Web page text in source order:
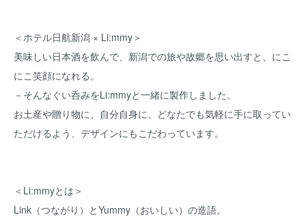
＜ホテル日航新潟 × Li:mmy＞
美味しい日本酒を飲んで、新潟での旅や故郷を思い出すと、にこ
にこ笑顔になれる。
－そんなぐい呑みをLi:mmyと一緒に製作しました。
お土産や贈り物に、自分自身に、どなたでも気軽に手に取ってい
ただけるよう、デザインにもこだわっています。
＜Li:mmyとは＞
Link（つながり）とYummy（おいしい）の造語。